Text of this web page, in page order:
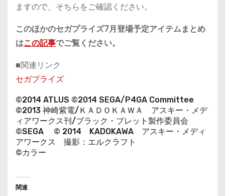
ますので、そちらをご確認ください。
このほかのセガプライズ7月登場予定アイテムまとめ
はこの記事でご覧ください。
■関連リンク
セガプライズ
©2014 ATLUS ©2014 SEGA/P4GA Committee
©2013 神崎紫電/ＫＡＤＯＫＡＷＡ アスキー・メデ
ィアワークス刊/ブラック・ブレット製作委員会
©SEGA © 2014 KADOKAWA アスキー・メディ
アワークス 撮影：エルクラフト
©カラー
関連